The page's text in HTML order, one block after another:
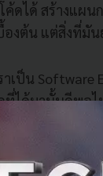
ค้ดได้ สร้างแผ
องต้น แต่สิ่งที่มั
เป็น Software
ที่ได้มานั้นดีพอ